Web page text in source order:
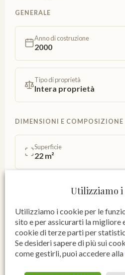
GENERALE
Anno di costruzione
2000
Tipo di proprietà
Intera proprietà
DIMENSIONI E COMPOSIZIONE
Superficie
22 m²
SPAZI ACCESSORI E
Posto auto / Garage
Utilizziamo i
Utilizziamo i cookie per le
sito e per assicurarti la migliore
cookie di terze parti per
Se desideri sapere di più sui
come gestirli, puoi accedere alla